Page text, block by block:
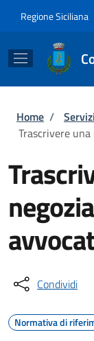
Regione Siciliana
Briciole
Home /
Trascrivere
Condividi
Normativa di